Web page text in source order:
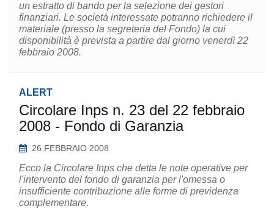
un estratto di bando per la selezione dei gestori
finanziari. Le società interessate potranno richiedere il
materiale (presso la segreteria del Fondo) la cui
disponibilità è prevista a partire dal giorno venerdì 22
febbraio 2008.
ALERT
Circolare Inps n. 23 del 22 febbraio
2008 - Fondo di Garanzia
26 FEBBRAIO 2008
Ecco la Circolare Inps che detta le note operative per
l'intervento del fondo di garanzia per l'omessa o
insufficiente contribuzione alle forme di previdenza
complementare.